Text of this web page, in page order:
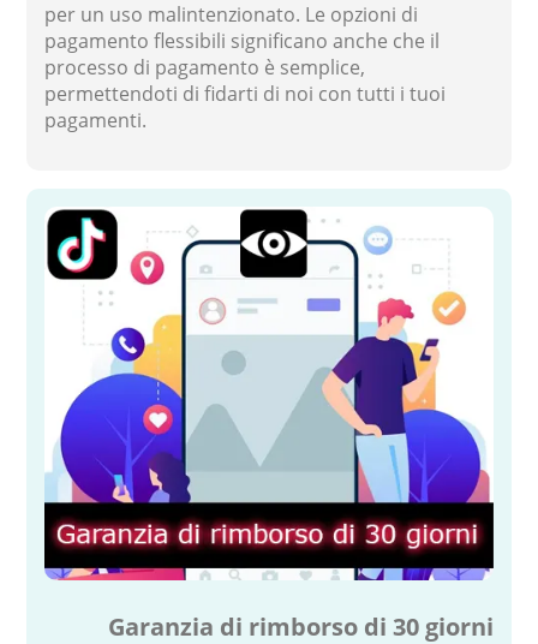
per un uso malintenzionato. Le opzioni di
pagamento flessibili significano anche che il
processo di pagamento è semplice,
permettendoti di fidarti di noi con tutti i tuoi
pagamenti.
Garanzia di rimborso di 30 giorni